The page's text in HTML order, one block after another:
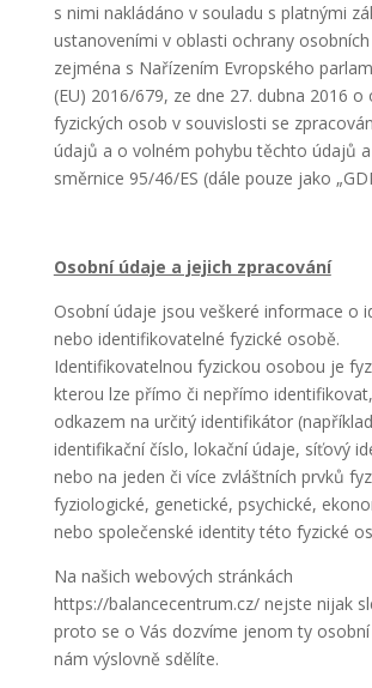
s nimi nakládáno v souladu s platnými
ustanoveními v oblasti ochrany
zejména s Nařízením Evropského
(EU) 2016/679, ze dne 27. dubna 2016 o
fyzických osob v souvislosti se
údajů a o volném pohybu těchto údajů
směrnice 95/46/ES (dále pouze jako
Osobní údaje a jejich zpracování
Osobní údaje jsou veškeré informace o
nebo identifikovatelné fyzické osobě.
Identifikovatelnou fyzickou osobou je
kterou lze přímo či nepřímo
odkazem na určitý identifikátor
identifikační číslo, lokační údaje, síťový
nebo na jeden či více zvláštních prvků
fyziologické, genetické, psychické,
nebo společenské identity této fyzické
Na našich webových stránkách
https://balancecentrum.cz/ nejste nijak
proto se o Vás dozvíme jenom ty
nám výslovně sdělíte.